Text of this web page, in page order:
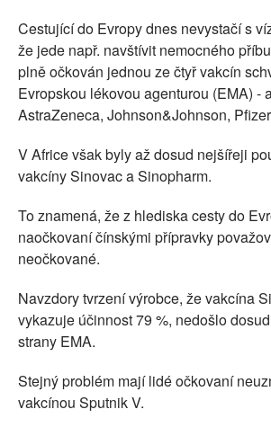
Cestující do Evropy dnes nevystačí s
že jede např. navštívit nemocného
plně očkován jednou ze čtyř vakcín
Evropskou lékovou agenturou (EMA) -
AstraZeneca, Johnson&Johnson,
V Africe však byly až dosud nejšířeji
vakcíny Sinovac a Sinopharm.
To znamená, že z hlediska cesty do
naočkovaní čínskými přípravky
neočkované.
Navzdory tvrzení výrobce, že vakcína
vykazuje účinnost 79 %, nedošlo
strany EMA.
Stejný problém mají lidé očkovaní
vakcínou Sputnik V.